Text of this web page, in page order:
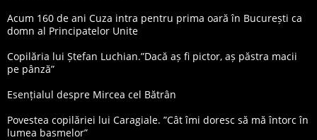
Acum 160 de ani Cuza intra pentru prima oară în București ca
domn al Principatelor Unite
Copilăria lui Ștefan Luchian.”Dacă aș fi pictor, aș păstra macii
pe pânză”
Esențialul despre Mircea cel Bătrân
Povestea copilăriei lui Caragiale. ”Cât îmi doresc să mă întorc în
lumea basmelor”